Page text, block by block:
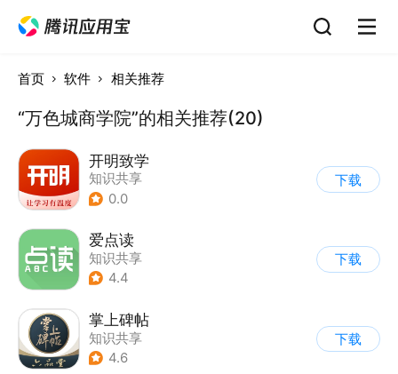
首页 软件 相关推荐
“万色城商学院”的相关推荐(20)
开明致学
知识共享
0.0
下载
爱点读
知识共享
4.4
下载
掌上碑帖
知识共享
4.6
下载